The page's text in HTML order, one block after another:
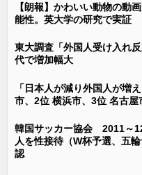
【朗報】かわいい動物の動
能性。英大学の研究で実証
東大調査「外国人受け入れ
代で増加幅大
「日本人が減り外国人が増
市、2位 横浜市、3位 名古
韓国サッカー協会 2011～
人を性接待（W杯予選、五
認